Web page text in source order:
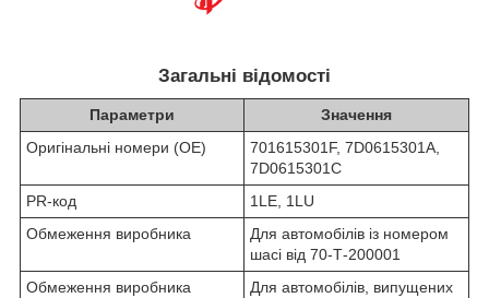
Загальні відомості
Параметри
Значення
Оригінальні номери (OE)
701615301F, 7D0615301A,
7D0615301C
PR-код
1LE, 1LU
Обмеження виробника
Для автомобілів із номером
шасі від 70-Т-200001
Обмеження виробника
Для автомобілів, випущених